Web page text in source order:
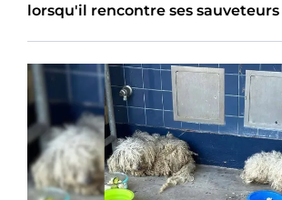
lorsqu'il rencontre ses sauveteurs